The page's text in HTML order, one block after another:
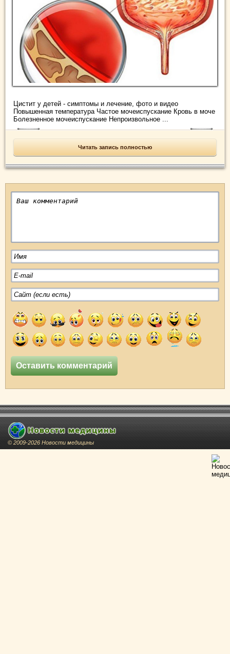
Цистит у детей - симптомы и лечение, фото и видео
Повышенная температура Частое мочеиспускание Кровь в моче
Болезненное мочеиспускание Непроизвольное ...
Читать запись полностью
© 2009-2026 Новости медицины